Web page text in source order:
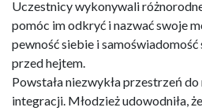
Uczestnicy wykonywali
pomóc im odkryć i nazwać swoje
pewność siebie i samoświadomość
przed hejtem.
Powstała niezwykła przestrzeń
integracji. Młodzież udowodniła,